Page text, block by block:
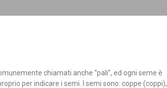
chiamati anche “pali”, ed ogni seme è
per indicare i semi. I semi sono: coppe (coppi),